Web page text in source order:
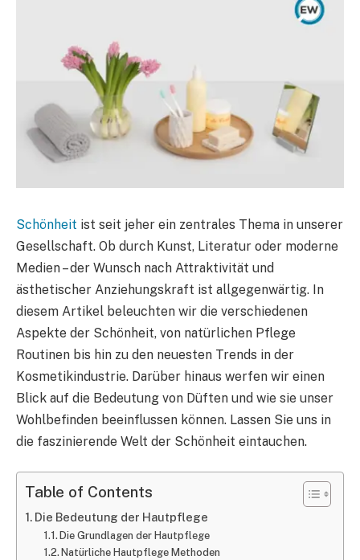
Schönheit ist seit jeher ein zentrales Thema in unserer
Gesellschaft. Ob durch Kunst, Literatur oder moderne
Medien – der Wunsch nach Attraktivität und
ästhetischer Anziehungskraft ist allgegenwärtig. In
diesem Artikel beleuchten wir die verschiedenen
Aspekte der Schönheit, von natürlichen Pflege
Routinen bis hin zu den neuesten Trends in der
Kosmetikindustrie. Darüber hinaus werfen wir einen
Blick auf die Bedeutung von Düften und wie sie unser
Wohlbefinden beeinflussen können. Lassen Sie uns in
die faszinierende Welt der Schönheit eintauchen.
Table of Contents
Die Bedeutung der Hautpflege
Die Grundlagen der Hautpflege
Natürliche Hautpflege Methoden